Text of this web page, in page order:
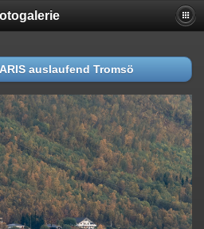
auslaufend Tromsö